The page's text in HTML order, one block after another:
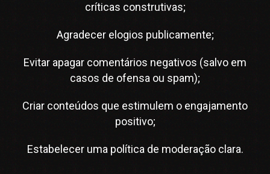
críticas construtivas;
Agradecer elogios publicamente;
Evitar apagar comentários negativos (salvo em
casos de ofensa ou spam);
Criar conteúdos que estimulem o engajamento
positivo;
Estabelecer uma política de moderação clara.